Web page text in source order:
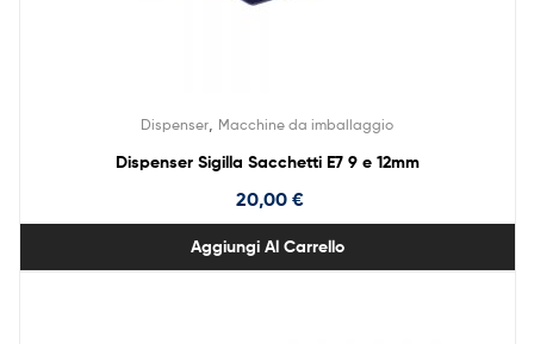
Dispenser Macchine da imballaggio
Dispenser Sigilla Sacchetti E7 9 e 12mm
20,00 €
Aggiungi Al Carrello